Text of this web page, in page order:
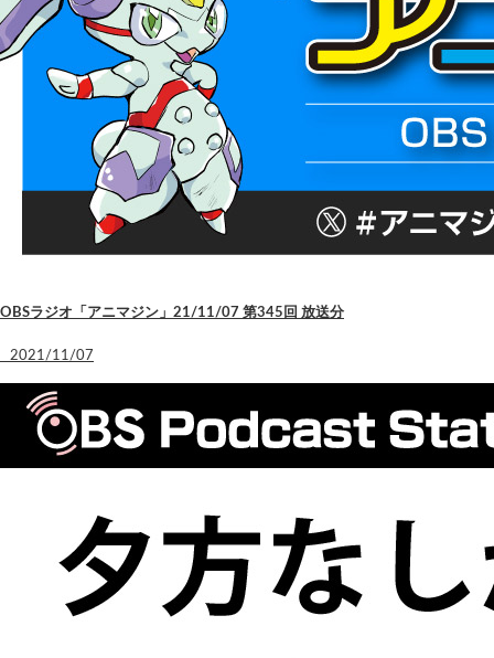
OBSラジオ「アニマジン」21/11/07 第345回 放送分
2021/11/07